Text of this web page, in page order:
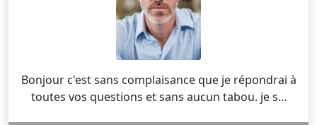
Bonjour c'est sans complaisance que je répondrai à
toutes vos questions et sans aucun tabou. je s...